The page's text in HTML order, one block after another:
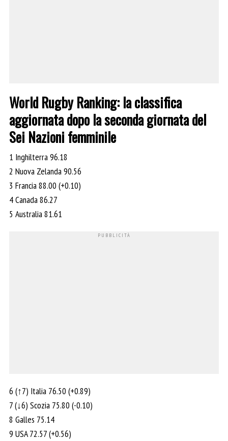
World Rugby Ranking: la classifica
aggiornata dopo la seconda giornata del
Sei Nazioni femminile
1 Inghilterra 96.18
2 Nuova Zelanda 90.56
3 Francia 88.00 (+0.10)
4 Canada 86.27
5 Australia 81.61
6 (↑7) Italia 76.50 (+0.89)
7 (↓6) Scozia 75.80 (-0.10)
8 Galles 75.14
9 USA 72.57 (+0.56)